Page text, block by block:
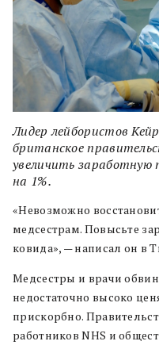
Лидер лейбористов
британское
увеличить заработную
на 1%.
«Невозможно
медсестрам. Повысьте
ковида», — написал он в
Медсестры и врачи
недостаточно высоко
прискорбно.
работников NHS и